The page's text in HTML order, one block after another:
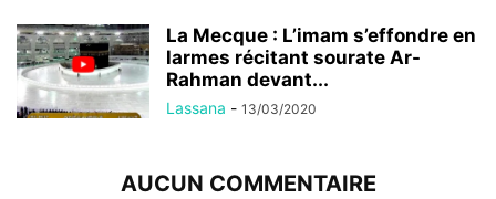
La Mecque : L’imam s’effondre en
larmes récitant sourate Ar-
Rahman devant...
Lassana - 13/03/2020
AUCUN COMMENTAIRE